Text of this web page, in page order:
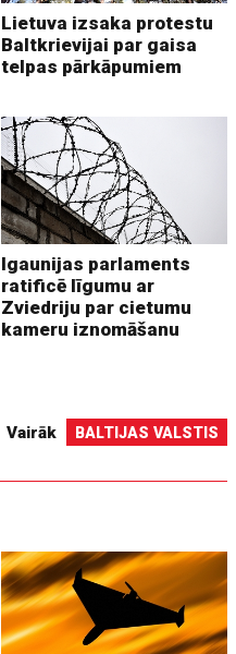
Lietuva izsaka protestu
Baltkrievijai par gaisa
telpas pārkāpumiem
Igaunijas parlaments
ratificē līgumu ar
Zviedriju par cietumu
kameru iznomāšanu
Vairāk BALTIJAS VALSTIS